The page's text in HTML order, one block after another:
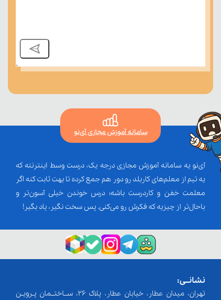
سامانه آموزش مجازی آی‌نو
آی‌نو یه سامانه آموزش مجازی درجه یک، درست وسط اینترنته که
یه تیم از معلم‌‌های کاربلد رو دور هم جمع کرده تا بهت ثابت کنه اگر
معلمت خفن و کاردرست باشه؛ درس خوندن خیلی آسون‌تر و
باحال‌تر از چیزیه که فکرش رو می‌کنی. پس سخت نگیر، یاد بگیر!
نشانــی:
تهران، میدان عطار، خیابان عطار، پلاک 26، ســاختــمان پـرویـن